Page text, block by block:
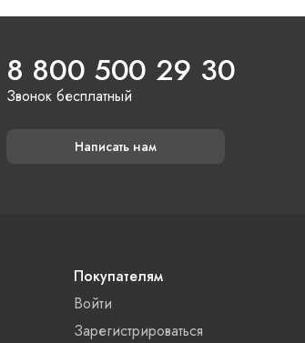
8 800 500 29 30
Звонок бесплатный
Написать нам
Покупателям
Войти
Зарегистрироваться